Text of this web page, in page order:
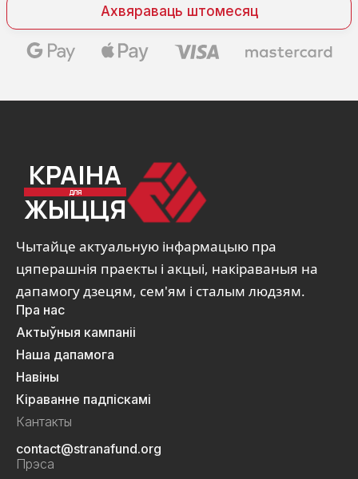
Ахвяраваць штомесяц
КРАІНА
ДЛЯ
ЖЫЦЦЯ
Чытайце актуальную інфармацыю пра
цяперашнія праекты і акцыі, накіраваныя на
дапамогу дзецям, сем'ям і сталым людзям.
Пра нас
Актыўныя кампаніі
Наша дапамога
Навіны
Кіраванне падпіскамі
Кантакты
contact@stranafund.org
Прэса